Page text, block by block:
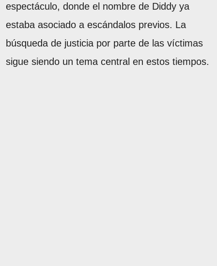
espectáculo, donde el nombre de Diddy ya
estaba asociado a escándalos previos. La
búsqueda de justicia por parte de las víctimas
sigue siendo un tema central en estos tiempos.